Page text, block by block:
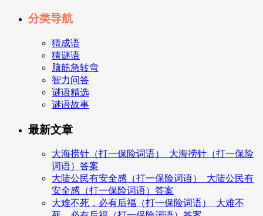
分类导航
猜成语
猜谜语
脑筋急转弯
智力问答
谜语精选
谜语故事
最新文章
大海捞针（打一保险词语）_大海捞针（打一保险
词语）答案
大陆公民有安全感（打一保险词语）_大陆公民有
安全感（打一保险词语）答案
大难不死，必有后福（打一保险词语）_大难不